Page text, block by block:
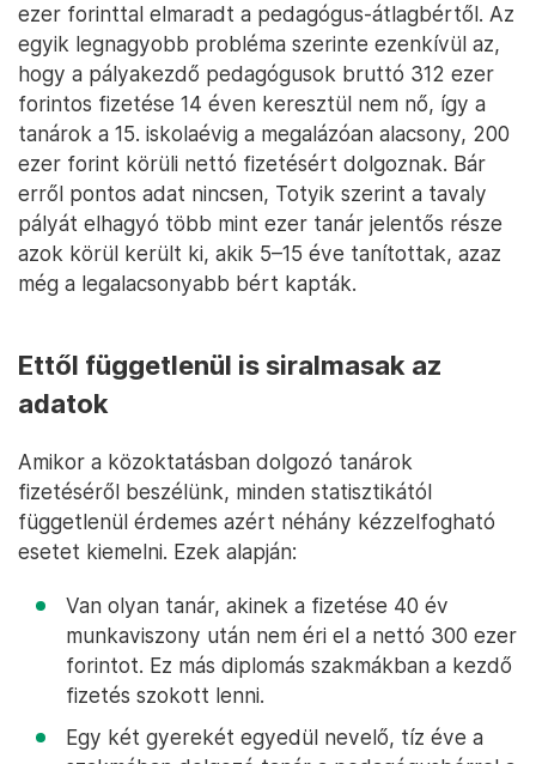
ezer forinttal elmaradt a pedagógus-átlagbértől. Az
egyik legnagyobb probléma szerinte ezenkívül az,
hogy a pályakezdő pedagógusok bruttó 312 ezer
forintos fizetése 14 éven keresztül nem nő, így a
tanárok a 15. iskolaévig a megalázóan alacsony, 200
ezer forint körüli nettó fizetésért dolgoznak. Bár
erről pontos adat nincsen, Totyik szerint a tavaly
pályát elhagyó több mint ezer tanár jelentős része
azok körül került ki, akik 5–15 éve tanítottak, azaz
még a legalacsonyabb bért kapták.
Ettől függetlenül is siralmasak az
adatok
Amikor a közoktatásban dolgozó tanárok
fizetéséről beszélünk, minden statisztikától
függetlenül érdemes azért néhány kézzelfogható
esetet kiemelni. Ezek alapján:
Van olyan tanár, akinek a fizetése 40 év
munkaviszony után nem éri el a nettó 300 ezer
forintot. Ez más diplomás szakmákban a kezdő
fizetés szokott lenni.
Egy két gyerekét egyedül nevelő, tíz éve a